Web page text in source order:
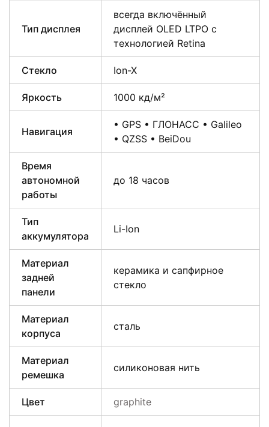
Тип дисплея
всегда включённый
дисплей OLED LTPO с
технологией Retina
Стекло Ion-X
Яркость 1000 кд/м²
Навигация
• GPS • ГЛОНАСС • Galileo
• QZSS • BeiDou
Время
автономной
работы
до 18 часов
Тип
аккумулятора
Li-Ion
Материал
задней
панели
керамика и сапфирное
стекло
Материал
корпуса
сталь
Материал
ремешка
силиконовая нить
Цвет graphite